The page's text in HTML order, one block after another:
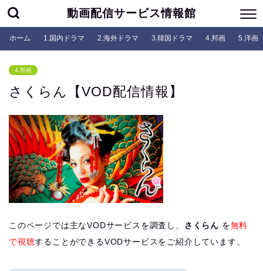
動画配信サービス情報館
ホーム 1.国内ドラマ 2.海外ドラマ 3.韓国ドラマ 4.邦画 5.洋画
4.邦画
さくらん【VOD配信情報】
このページでは主なVODサービスを調査し、 さくらん を無料
で視聴することができるVODサービスをご紹介しています。